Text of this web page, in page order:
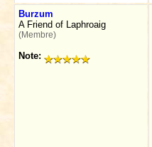
Burzum
A Friend of Laphroaig
(Membre)
Note: